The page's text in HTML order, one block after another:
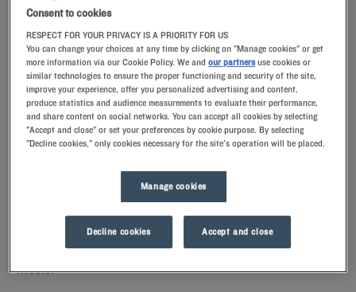
Dodaj specjalny kod
VPlanują Państwo pobyt w Perpignan i poszukują hotelu? Kyriad
oferuje komfortowe pokoje i dobrą kuchnię w najlepszej cenie!
Nasze hotele w Perpignan.Po przyjeździe nasi pracownicy
przywitają Cię uśmiechem oraz małymi, ale troskliwymi
pianki z pamięcią kształtu.Aby dobrze rozpocząć dzień,
poczuj różnicę w Kyriad.Skosztuj chłodnego mrożonego
jogurtu na śniadanie… Przynajmniej dwa dobre powody, aby
wrócić!
Consent to cookies
RESPECT FOR YOUR PRIVACY IS A PRIORITY FOR US
You can change your choices at any time by clicking on "Manage cookies" or get
more information via our Cookie Policy. We andour partners use cookies or
similar technologies to ensure the proper functioning and security of the site,
improve your experience, offer you personalized advertising and content,
produce statistics and audience measurements to evaluate their performance,
and share content on social networks. You can accept all cookies by selecting
"Accept and close" or set your preferences by cookie purpose. By selecting
"Decline cookies," only cookies necessary for the site's operation will be placed.
Manage cookies
Decline cookies Accept and close